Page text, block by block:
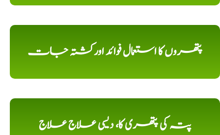
پتھروں کا استعمال فوائد اورکشتہ جات
پتہ کی پتھری کا، دیسی علاج علاج